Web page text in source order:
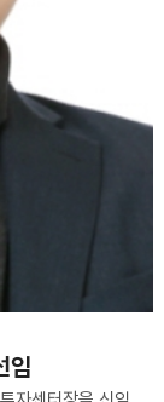
임